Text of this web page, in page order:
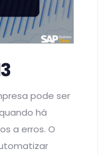
pode ser
há
a erros. O